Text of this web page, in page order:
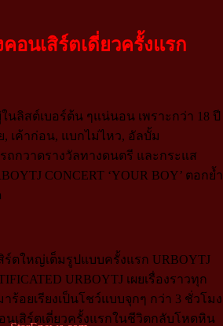
อนเสิร์ตเดี่ยวครั้งแรก
ในลิสต์เบอร์ต้น ๆแน่นอน เพราะกว่า 18 ปี
เค้าก่อน, แบกไม่ไหว, อัลบั้ม
ถกวาดรางวัลทางดนตรี และกระแส
CONCERT ‘YOUR BOY’ ตอกย้ำ
ตใหญ่เต็มรูปแบบครั้งแรก URBOYTJ
URBOYTJ เผยเรื่องราวทุก
อยเรียงเป็นโชว์แบบจุกๆ กว่า 3 ชั่วโมง
นเสิร์ตเดี่ยวครั้งแรกในชีวิตกลับโหดหิน